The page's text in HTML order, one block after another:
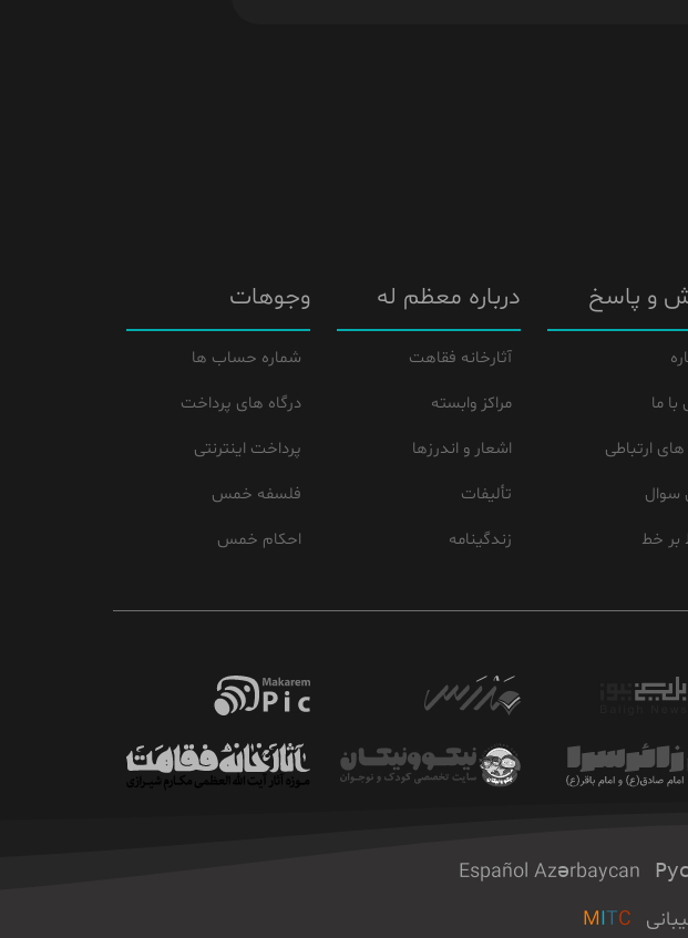
و پاسخ
ما
های ارتباطی
سوال
بر خط
درباره معظم له
آثارخانه فقاهت
مراکز وابسته
اشعار و اندرزها
تألیفات
زندگینامه
وجوهات
شماره حساب ها
درگاه های پرداخت
پرداخت اینترنتی
فلسفه خمس
احکام خمس
Azərbaycan
Español
MITC